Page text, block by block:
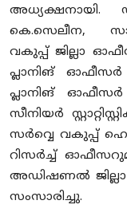
അധ്യക്ഷനായി.
കെ.സെലീന,
വകുപ്പ് ജില്ലാ
പ്ലാനിങ്
പ്ലാനിങ്
സീനിയര്‍
സര്‍വ്വെ വകുപ്പ്
റിസര്‍ച്ച്
അഡിഷണല്‍
സംസാരിച്ചു.